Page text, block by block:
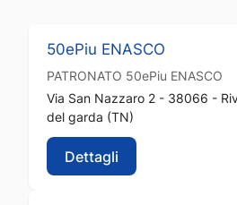
50ePiu ENASCO
PATRONATO 50ePiu ENASCO
Via San Nazzaro 2 - 38066 -
del garda (TN)
Dettagli